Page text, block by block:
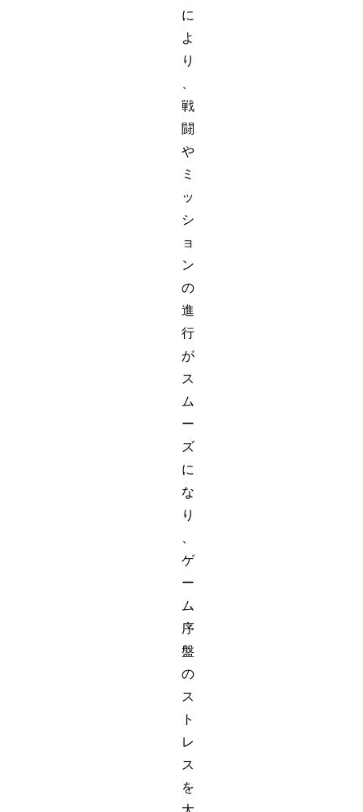
に
よ
り
戦
闘
や
ミ
ッ
シ
ョ
ン
の
進
行
が
ス
ム
ー
ズ
に
な
り
ゲ
ー
ム
序
盤
の
ス
ト
レ
ス
を